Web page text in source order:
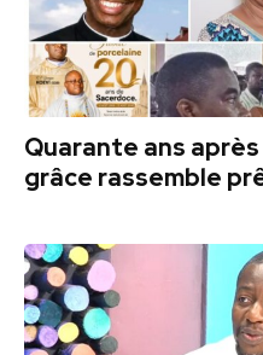
Quarante ans
grâce rassemble